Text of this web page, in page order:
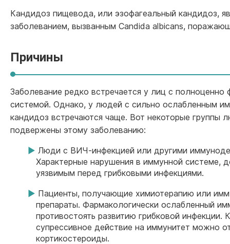
Кандидоз пищевода, или эзофагеальный кандидоз,
заболеванием, вызванным Candida albicans,
Причины
Заболевание редко встречается у лиц с
системой. Однако, у людей с сильно ослабленным
кандидоз встречаются чаще. Вот некоторые группы
подвержены этому заболеванию:
Люди с ВИЧ-инфекцией или другими
Характерные нарушения в иммунной системе,
уязвимым перед грибковыми инфекциями.
Пациенты, получающие химиотерапию или
препараты. Фармакологически ослабленный
противостоять развитию грибковой
супрессивное действие на иммунитет можно
кортикостероиды.